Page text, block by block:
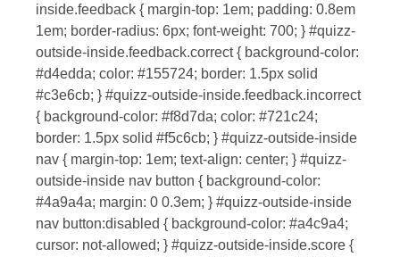
inside.feedback { margin-top: 1em; padding: 0.8em
1em; border-radius: 6px; font-weight: 700; } #quizz-
outside-inside.feedback.correct { background-color:
#d4edda; color: #155724; border: 1.5px solid
#c3e6cb; } #quizz-outside-inside.feedback.incorrect
{ background-color: #f8d7da; color: #721c24;
border: 1.5px solid #f5c6cb; } #quizz-outside-inside
nav { margin-top: 1em; text-align: center; } #quizz-
outside-inside nav button { background-color:
#4a9a4a; margin: 0 0.3em; } #quizz-outside-inside
nav button:disabled { background-color: #a4c9a4;
cursor: not-allowed; } #quizz-outside-inside.score {